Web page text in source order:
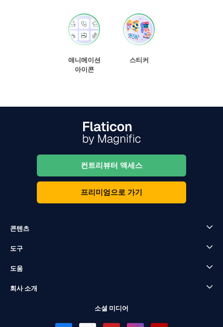
애니메이션
아이콘
스티커
컨트리뷰터 액세스
프리미엄으로 가기
콘텐츠
도구
도움
회사 소개
소셜 미디어